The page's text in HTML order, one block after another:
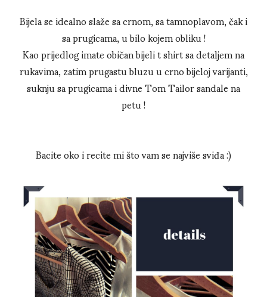
Bijela se idealno slaže sa crnom, sa tamnoplavom, čak i
sa prugicama, u bilo kojem obliku !
Kao prijedlog imate običan bijeli t shirt sa detaljem na
rukavima, zatim prugastu bluzu u crno bijeloj varijanti,
suknju sa prugicama i divne Tom Tailor sandale na
petu !
Bacite oko i recite mi što vam se najviše sviđa :)